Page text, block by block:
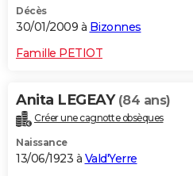
Décès
30/01/2009 à Bizonnes
Famille PETIOT
Anita LEGEAY (84 ans)
Créer une cagnotte obsèques
Naissance
13/06/1923 à Vald'Yerre